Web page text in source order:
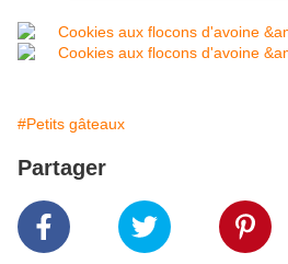
#Petits gâteaux
Partager